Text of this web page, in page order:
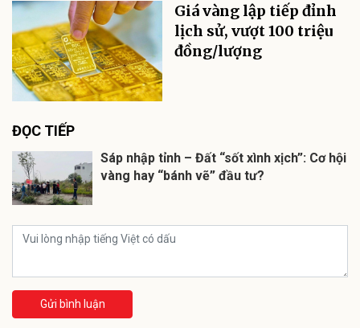
Giá vàng lập tiếp đỉnh
lịch sử, vượt 100 triệu
đồng/lượng
ĐỌC TIẾP
Sáp nhập tỉnh – Đất “sốt xình xịch”: Cơ hội
vàng hay “bánh vẽ” đầu tư?
Gửi bình luận